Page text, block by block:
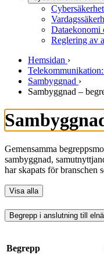
Dataekonomi
Reglering av
Hemsidan ›
Sambyggnad ›
Sambyggnad –
Gemensamma
sambyggnad,
har skapats för branschen
Visa alla
Begrepp i anslutning till
Begrepp